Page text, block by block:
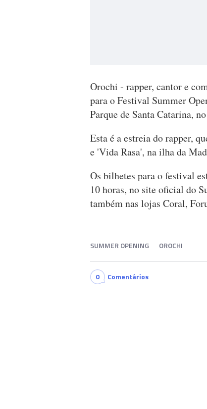
Orochi - rapper, cantor e
para o Festival Summer
Parque de Santa Catarina,
Esta é a estreia do rapper,
e 'Vida Rasa', na ilha da
Os bilhetes para o festival
10 horas, no site oficial do
também nas lojas Coral,
SUMMER OPENING OROCHI
0 Comentários